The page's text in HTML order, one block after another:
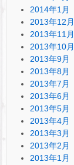
2014年1月
2013年12月
2013年11月
2013年10月
2013年9月
2013年8月
2013年7月
2013年6月
2013年5月
2013年4月
2013年3月
2013年2月
2013年1月